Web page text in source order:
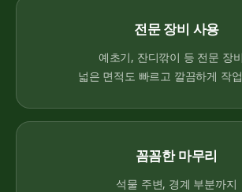
전문 장비 사용
예초기, 잔디깎이 등 전문 장
넓은 면적도 빠르고 깔끔하게 작
꼼꼼한 마무리
석물 주변, 경계 부분까지